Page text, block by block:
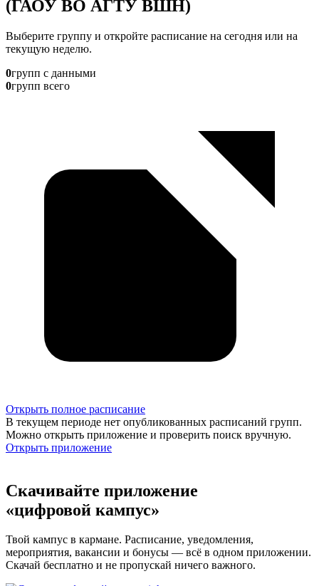
(ГАОУ ВО АГТУ ВШН)
Выберите группу и откройте расписание на сегодня или на
текущую неделю.
0групп с данными
0групп всего
Открыть полное расписание
В текущем периоде нет опубликованных расписаний групп.
Можно открыть приложение и проверить поиск вручную.
Открыть приложение
Скачивайте приложение
«цифровой кампус»
Твой кампус в кармане. Расписание, уведомления,
мероприятия, вакансии и бонусы — всё в одном приложении.
Скачай бесплатно и не пропускай ничего важного.